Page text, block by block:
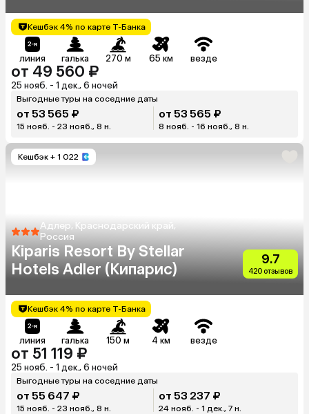
Кешбэк 4% по карте Т-Банка
линия галька 270 м 65 км везде
от 49 560 ₽
25 нояб. - 1 дек., 6 ночей
Выгодные туры на соседние даты
от 53 565 ₽
15 нояб. - 23 нояб., 8 н.
от 53 565 ₽
8 нояб. - 16 нояб., 8 н.
Кешбэк + 1 022
Адлер, Краснодарский край,
Россия
Kiparis Resort By Stellar
Hotels Adler (Кипарис)
9.7
420 отзывов
Кешбэк 4% по карте Т-Банка
линия галька 150 м 4 км везде
от 51 119 ₽
25 нояб. - 1 дек., 6 ночей
Выгодные туры на соседние даты
от 55 647 ₽
15 нояб. - 23 нояб., 8 н.
от 53 237 ₽
24 нояб. - 1 дек., 7 н.